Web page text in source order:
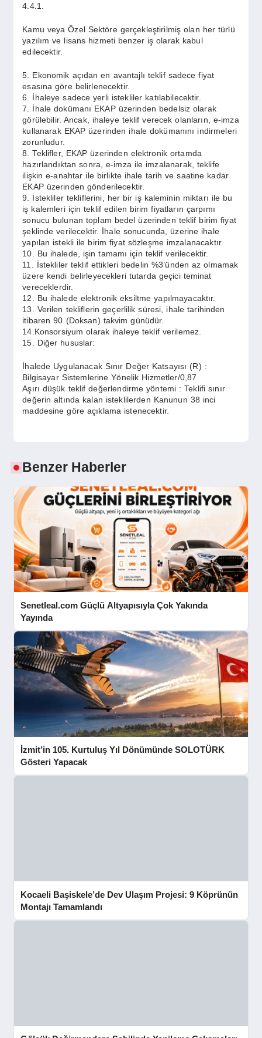
4.4.1.
Kamu veya Özel Sektöre gerçekleştirilmiş olan her türlü
yazılım ve lisans hizmeti benzer iş olarak kabul
edilecektir.
5. Ekonomik açıdan en avantajlı teklif sadece fiyat
esasına göre belirlenecektir.
6. İhaleye sadece yerli istekliler katılabilecektir.
7. İhale dokümanı EKAP üzerinden bedelsiz olarak
görülebilir. Ancak, ihaleye teklif verecek olanların, e-imza
kullanarak EKAP üzerinden ihale dokümanını indirmeleri
zorunludur.
8. Teklifler, EKAP üzerinden elektronik ortamda
hazırlandıktan sonra, e-imza ile imzalanarak, teklife
ilişkin e-anahtar ile birlikte ihale tarih ve saatine kadar
EKAP üzerinden gönderilecektir.
9. İstekliler tekliflerini, her bir iş kaleminin miktarı ile bu
iş kalemleri için teklif edilen birim fiyatların çarpımı
sonucu bulunan toplam bedel üzerinden teklif birim fiyat
şeklinde verilecektir. İhale sonucunda, üzerine ihale
yapılan istekli ile birim fiyat sözleşme imzalanacaktır.
10. Bu ihalede, işin tamamı için teklif verilecektir.
11. İstekliler teklif ettikleri bedelin %3’ünden az olmamak
üzere kendi belirleyecekleri tutarda geçici teminat
vereceklerdir.
12. Bu ihalede elektronik eksiltme yapılmayacaktır.
13. Verilen tekliflerin geçerlilik süresi, ihale tarihinden
itibaren 90 (Doksan) takvim günüdür.
14.Konsorsiyum olarak ihaleye teklif verilemez.
15. Diğer hususlar:
İhalede Uygulanacak Sınır Değer Katsayısı (R) :
Bilgisayar Sistemlerine Yönelik Hizmetler/0,87
Aşırı düşük teklif değerlendirme yöntemi : Teklifi sınır
değerin altında kalan isteklilerden Kanunun 38 inci
maddesine göre açıklama istenecektir.
Benzer Haberler
Senetleal.com Güçlü Altyapısıyla Çok Yakında
Yayında
İzmit’in 105. Kurtuluş Yıl Dönümünde SOLOTÜRK
Gösteri Yapacak
Kocaeli Başiskele’de Dev Ulaşım Projesi: 9 Köprünün
Montajı Tamamlandı